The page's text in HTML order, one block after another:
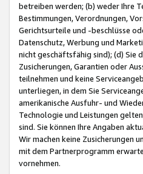
betreiben werden; (b) weder Ihre
Bestimmungen, Verordnungen,
Gerichtsurteile und -beschlüsse
Datenschutz, Werbung und
nicht geschäftsfähig sind); (d) Sie
Zusicherungen, Garantien oder
teilnehmen und keine
unterliegen, in dem Sie
amerikanische Ausfuhr- und
Technologie und Leistungen
sind. Sie können Ihre Angaben
Wir machen keine Zusicherungen
mit dem Partnerprogramm
vornehmen.